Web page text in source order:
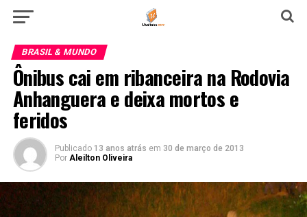
BRASIL & MUNDO
Ônibus cai em ribanceira na Rodovia
Anhanguera e deixa mortos e
feridos
Publicado 13 anos atrás em 30 de março de 2013
Por Aleilton Oliveira